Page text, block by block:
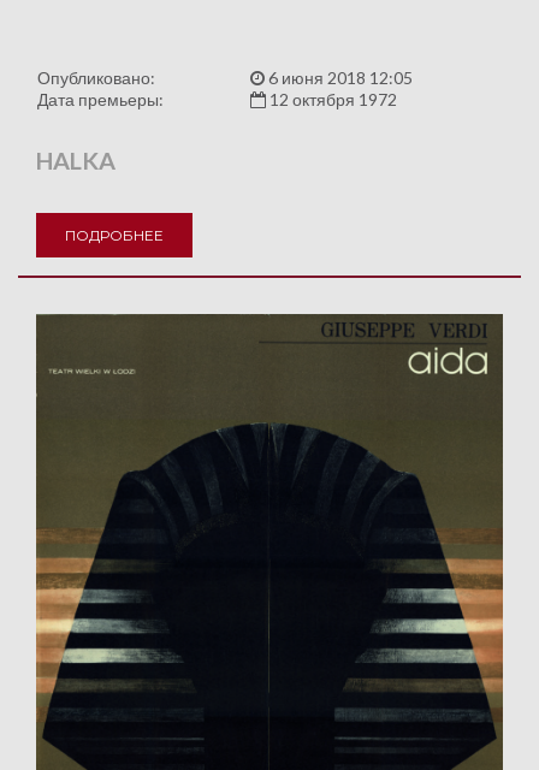
Опубликовано:
6 июня 2018 12:05
Дата премьеры:
12 октября 1972
HALKA
ПОДРОБНЕЕ